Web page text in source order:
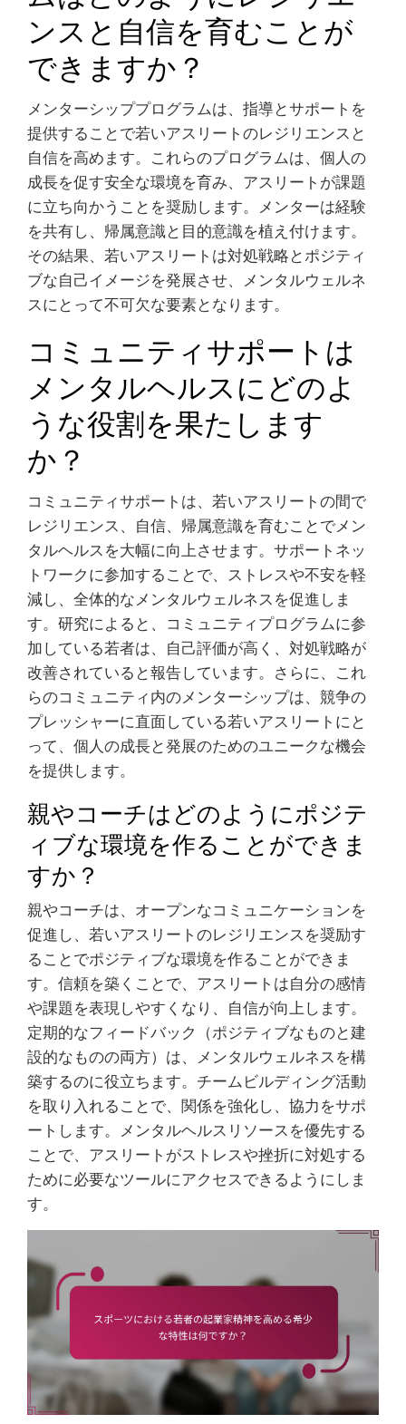
ンスと自信を育むことが
できますか？
メンターシッププログラムは、指導とサポートを
提供することで若いアスリートのレジリエンスと
自信を高めます。これらのプログラムは、個人の
成長を促す安全な環境を育み、アスリートが課題
に立ち向かうことを奨励します。メンターは経験
を共有し、帰属意識と目的意識を植え付けます。
その結果、若いアスリートは対処戦略とポジティ
ブな自己イメージを発展させ、メンタルウェルネ
スにとって不可欠な要素となります。
コミュニティサポートは
メンタルヘルスにどのよ
うな役割を果たします
か？
コミュニティサポートは、若いアスリートの間で
レジリエンス、自信、帰属意識を育むことでメン
タルヘルスを大幅に向上させます。サポートネッ
トワークに参加することで、ストレスや不安を軽
減し、全体的なメンタルウェルネスを促進しま
す。研究によると、コミュニティプログラムに参
加している若者は、自己評価が高く、対処戦略が
改善されていると報告しています。さらに、これ
らのコミュニティ内のメンターシップは、競争の
プレッシャーに直面している若いアスリートにと
って、個人の成長と発展のためのユニークな機会
を提供します。
親やコーチはどのようにポジテ
ィブな環境を作ることができま
すか？
親やコーチは、オープンなコミュニケーションを
促進し、若いアスリートのレジリエンスを奨励す
ることでポジティブな環境を作ることができま
す。信頼を築くことで、アスリートは自分の感情
や課題を表現しやすくなり、自信が向上します。
定期的なフィードバック（ポジティブなものと建
設的なものの両方）は、メンタルウェルネスを構
築するのに役立ちます。チームビルディング活動
を取り入れることで、関係を強化し、協力をサポ
ートします。メンタルヘルスリソースを優先する
ことで、アスリートがストレスや挫折に対処する
ために必要なツールにアクセスできるようにしま
す。